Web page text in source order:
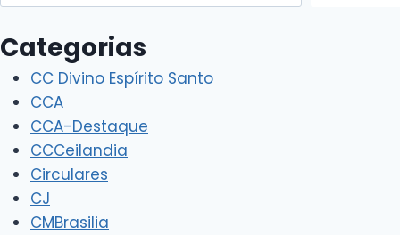
Categorias
CC Divino Espírito Santo
CCA
CCA-Destaque
CCCeilandia
Circulares
CJ
CMBrasilia